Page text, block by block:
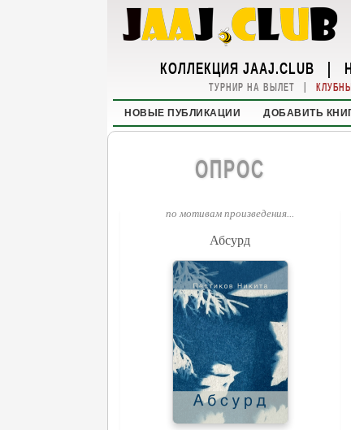
КОЛЛЕКЦИЯ JAAJ.CLUB |
ТУРНИР НА ВЫЛЕТ |
НОВЫЕ ПУБЛИКАЦИИ ДОБАВИТЬ
ОПРОС
по мотивам произведения...
Абсурд